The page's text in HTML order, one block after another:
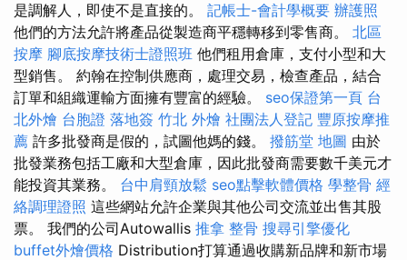
是調解人，即使不是直接的。 記帳士-會計學概要 辦護照
他們的方法允許將產品從製造商平穩轉移到零售商。 北區
按摩 腳底按摩技術士證照班 他們租用倉庫，支付小型和大
型銷售。 約翰在控制供應商，處理交易，檢查產品，結合
訂單和組織運輸方面擁有豐富的經驗。 seo保證第一頁 台
北外燴 台胞證 落地簽 竹北 外燴 社團法人登記 豐原按摩推
薦 許多批發商是假的，試圖他媽的錢。 撥筋堂 地圖 由於
批發業務包括工廠和大型倉庫，因此批發商需要數千美元才
能投資其業務。 台中肩頸放鬆 seo點擊軟體價格 學整骨 經
絡調理證照 這些網站允許企業與其他公司交流並出售其股
票。 我們的公司Autowallis 推拿 整骨 搜尋引擎優化
buffet外燴價格 Distribution打算通過收購新品牌和新市場